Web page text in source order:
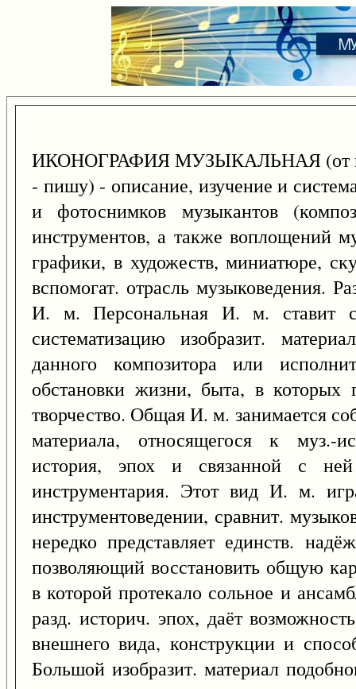
ИКОНОГРАФИЯ МУЗЫКАЛЬНАЯ (от
- пишу) - описание, изучение и
и фотоснимков музыкантов
инструментов, а также воплощений
графики, в художеств, миниатюре,
вспомогат. отрасль музыковедения.
И. м. Персональная И. м. ставит
систематизацию изобразит.
данного композитора или
обстановки жизни, быта, в которых
творчество. Общая И. м. занимается
материала, относящегося к муз.-
история, эпох и связанной с
инструментария. Этот вид И. м.
инструментоведении, сравнит.
нередко представляет единств.
позволяющий восстановить общую
в которой протекало сольное и
разд. историч. эпох, даёт
внешнего вида, конструкции и
Большой изобразит. материал